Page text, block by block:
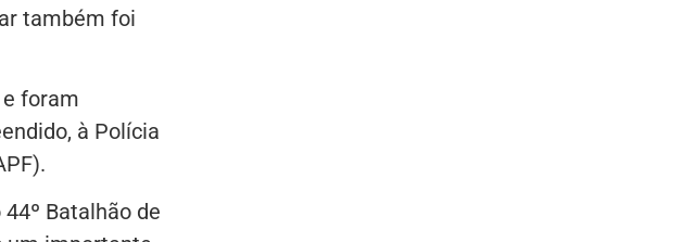
também foi
foram
à Polícia
Batalhão de